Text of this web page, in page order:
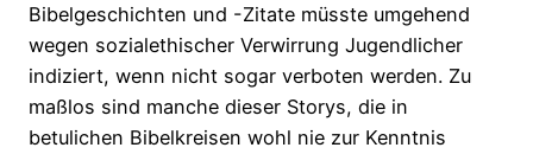
Bibelgeschichten und -Zitate müsste umgehend
wegen sozialethischer Verwirrung Jugendlicher
indiziert, wenn nicht sogar verboten werden. Zu
maßlos sind manche dieser Storys, die in
betulichen Bibelkreisen wohl nie zur Kenntnis